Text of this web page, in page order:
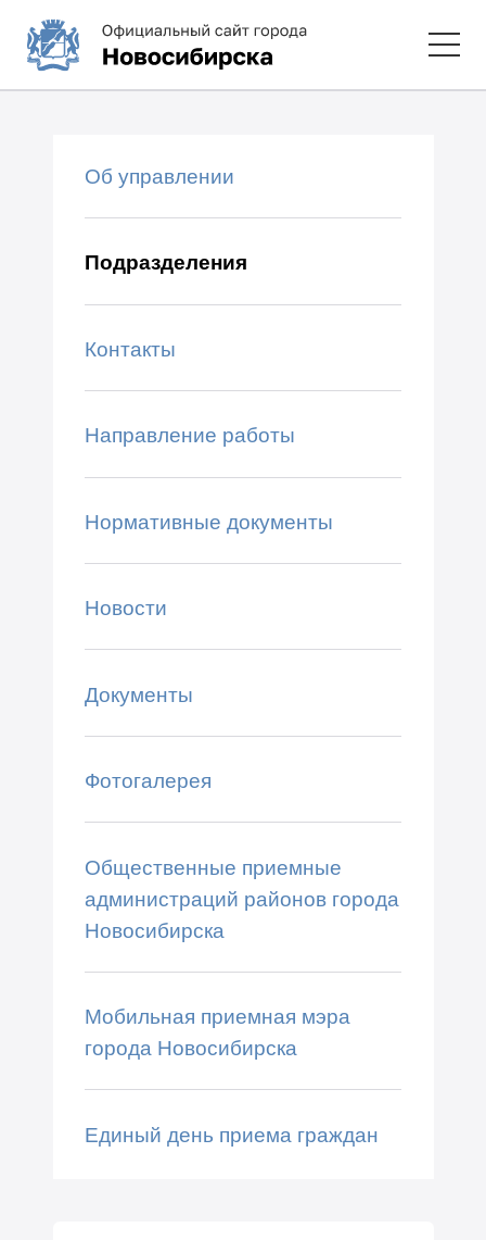
Об управлении
Подразделения
Контакты
Направление работы
Нормативные документы
Новости
Документы
Фотогалерея
Общественные приемные
администраций районов города
Новосибирска
Мобильная приемная мэра
города Новосибирска
Единый день приема граждан